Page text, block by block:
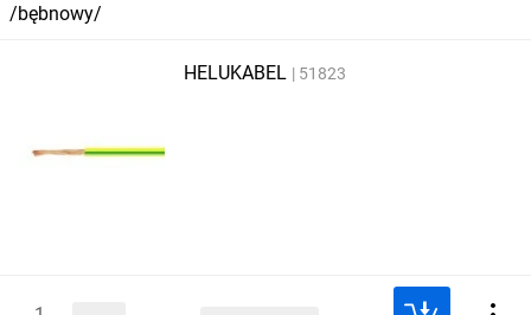
/bębnowy/
HELUKABEL 51823